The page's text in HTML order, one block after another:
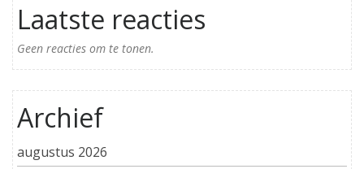
Laatste reacties
Geen reacties om te tonen.
Archief
augustus 2026